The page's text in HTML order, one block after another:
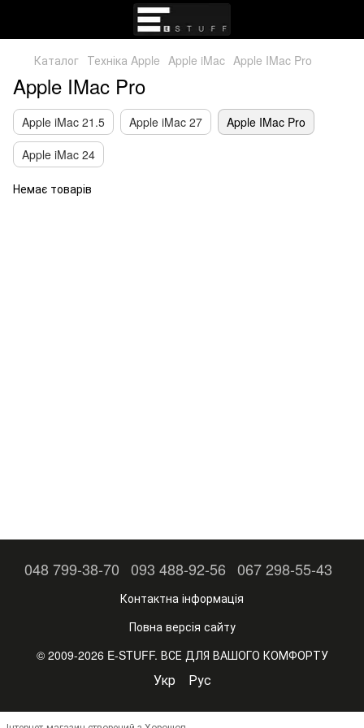
Каталог Техніка Apple Apple iMac Apple IMac Pro
Apple IMac Pro
Apple iMac 21.5 Apple iMac 27
Apple IMac Pro
Apple iMac 24
Немає товарів
048 799-38-70 093 488-92-56 067 298-55-43
Контактна інформація
Повна версія сайту
© 2009-2026 E-STUFF. ВСЕ ДЛЯ ВАШОГО КОМФОРТУ
Укр Рус